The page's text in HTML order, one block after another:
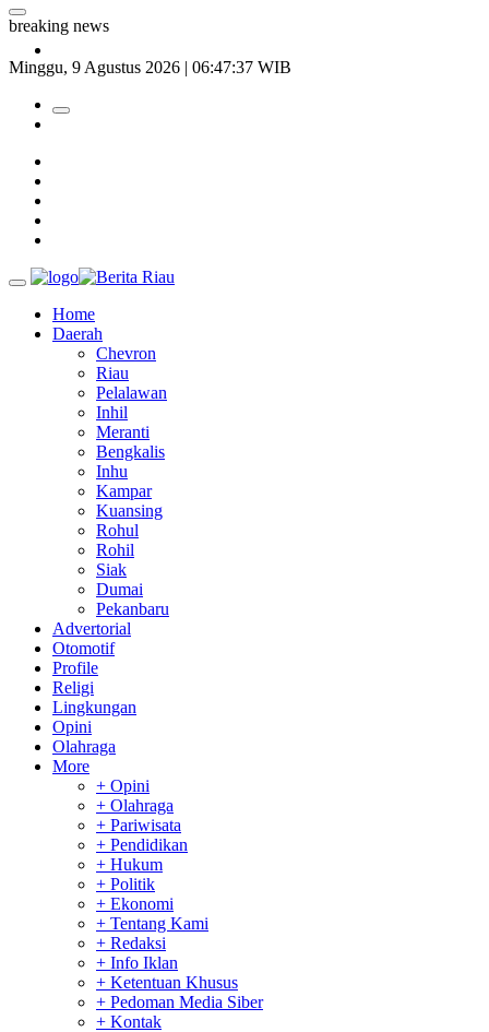
breaking news
Sekolah
Ada Pisang Cavendish
Minggu, 9 Agustus 2026 | 06:47:38 WIB
Home
Daerah
Chevron
Riau
Pelalawan
Inhil
Meranti
Bengkalis
Inhu
Kampar
Kuansing
Rohul
Rohil
Siak
Dumai
Pekanbaru
Advertorial
Otomotif
Profile
Religi
Lingkungan
Opini
Olahraga
More
+ Opini
+ Olahraga
+ Pariwisata
+ Pendidikan
+ Hukum
+ Politik
+ Ekonomi
+ Tentang Kami
+ Redaksi
+ Info Iklan
+ Ketentuan Khusus
+ Pedoman Media Siber
+ Kontak